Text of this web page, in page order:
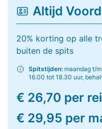
Altijd
20% korting op alle
buiten de spits
Spitstijden: maandag t/
16.00 tot 18.30 uur,
€ 26,70 per
€ 29,95 per